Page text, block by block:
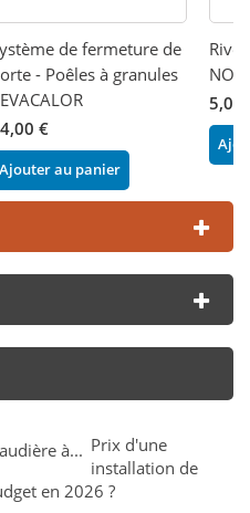
de fermeture de
- Poêles à granules
€
Ajouter au panier
5,00
Prix d'une
installation de
en 2026 ?